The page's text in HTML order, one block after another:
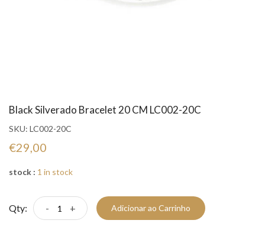
Black Silverado Bracelet 20 CM LC002-20C
SKU: LC002-20C
€29,00
stock : 1 in stock
Qty: - + Adicionar ao Carrinho